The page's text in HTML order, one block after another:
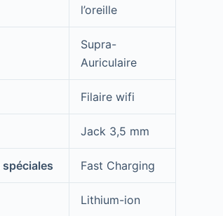
l’oreille
‎Supra-
Auriculaire
‎Filaire wifi
‎Jack 3,5 mm
‎Fast Charging
‎Lithium-ion